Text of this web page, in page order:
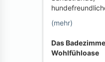
(mehr)
Das
Wohlfühloase